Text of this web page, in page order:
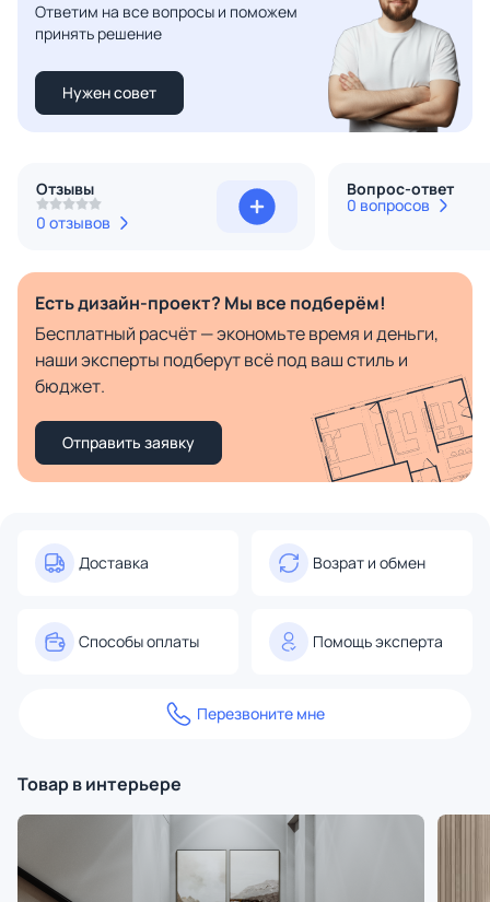
Ответим на все вопросы и поможем
принять решение
Нужен совет
Отзывы
0 отзывов
Вопрос-ответ
0 вопросов
Есть дизайн-проект? Мы все подберём!
Бесплатный расчёт — экономьте время и деньги,
наши эксперты подберут всё под ваш стиль и
бюджет.
Отправить заявку
Доставка Возрат и обмен
Способы оплаты Помощь эксперта
Перезвоните мне
Товар в интерьере